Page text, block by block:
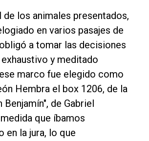
de los animales presentados,
en varios pasajes de
a tomar las decisiones
y meditado
marco fue elegido como
Hembra el box 1206, de la
Benjamín", de Gabriel
que íbamos
en la jura, lo que